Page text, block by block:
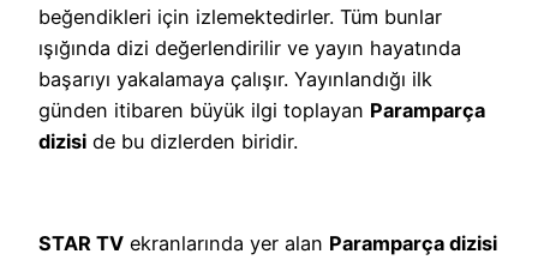
beğendikleri için izlemektedirler. Tüm bunlar
ışığında dizi değerlendirilir ve yayın hayatında
başarıyı yakalamaya çalışır. Yayınlandığı ilk
günden itibaren büyük ilgi toplayan Paramparça
dizisi de bu dizlerden biridir.
STAR TV ekranlarında yer alan Paramparça dizisi